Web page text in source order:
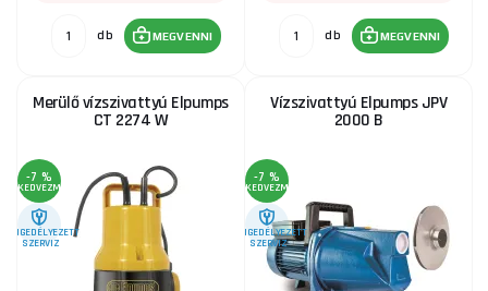
db MEGVENNI db MEGVENNI
Merülő vízszivattyú Elpumps
CT 2274 W
-7 %
KEDVEZMÉNY
ENGEDÉLYEZETT
SZERVIZ
Vízszivattyú Elpumps JPV
2000 B
-7 %
KEDVEZMÉNY
ENGEDÉLYEZETT
SZERVIZ